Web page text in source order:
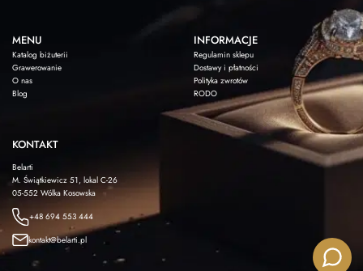
MENU
Katalog biżuterii
Grawerowanie
O nas
Blog
INFORMACJE
Regulamin sklepu
Dostawy i płatności
Polityka zwrotów
RODO
KONTAKT
Belarti
M. Świątkiewicz 51, lokal C-26
05-552 Wólka Kosowska
+48 694 553 444
kontakt@belarti.pl